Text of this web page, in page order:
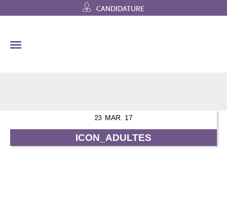
to
CANDIDATURE
23 MAR. 17
ICON_ADULTES